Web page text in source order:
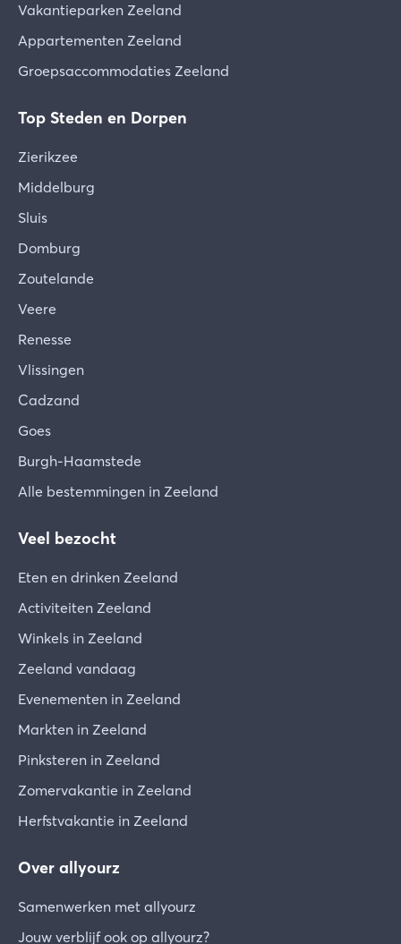
Vakantieparken Zeeland
Appartementen Zeeland
Groepsaccommodaties Zeeland
Top Steden en Dorpen
Zierikzee
Middelburg
Sluis
Domburg
Zoutelande
Veere
Renesse
Vlissingen
Cadzand
Goes
Burgh-Haamstede
Alle bestemmingen in Zeeland
Veel bezocht
Eten en drinken Zeeland
Activiteiten Zeeland
Winkels in Zeeland
Zeeland vandaag
Evenementen in Zeeland
Markten in Zeeland
Pinksteren in Zeeland
Zomervakantie in Zeeland
Herfstvakantie in Zeeland
Over allyourz
Samenwerken met allyourz
Jouw verblijf ook op allyourz?